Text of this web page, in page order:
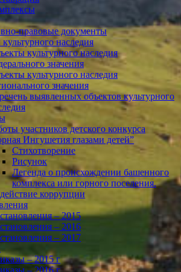
правовые документы
наследия
культурного наследия
значения
культурного наследия
значения
выявленных объектов культурного
участников детского конкурса
Ингушетия глазами детей”
Стихотворение
Рисунок
Легенда о происхождении башенного
комплекса или горного поселения.
коррупции
– 2015
– 2016
– 2017
– 2015 г
– 2016 г